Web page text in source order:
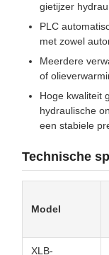
gietijzer
PLC
met zowel
Meerdere
of
Hoge kwaliteit
hydraulische
een stabiele
Technische
Model
XLB-